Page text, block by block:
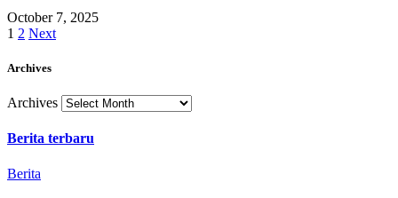
October 7, 2025
1 2 Next
Archives
Archives
Berita terbaru
Berita